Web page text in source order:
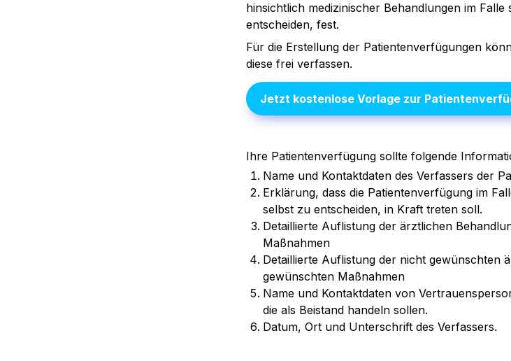
hinsichtlich medizinischer Behandlungen im
entscheiden, fest.
Für die Erstellung der Patientenverfügungen
diese frei verfassen.
kostenlose Vorlage zur
Ihre Patientenverfügung sollte folgende
Name und Kontaktdaten des Verfassers der
Erklärung, dass die Patientenverfügung im
selbst zu entscheiden, in Kraft treten soll.
Detaillierte Auflistung der ärztlichen
Maßnahmen
Detaillierte Auflistung der nicht gewünschten
gewünschten Maßnahmen
Name und Kontaktdaten von
die als Beistand handeln sollen.
Datum, Ort und Unterschrift des Verfassers.